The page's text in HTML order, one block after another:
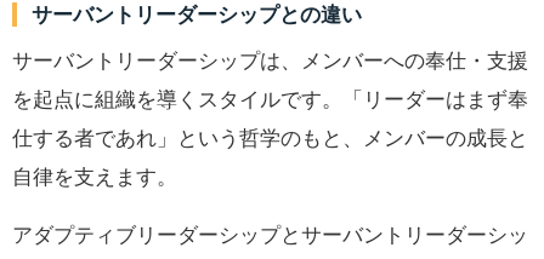
サーバントリーダーシップとの違い
サーバントリーダーシップは、メンバーへの奉仕・支援
を起点に組織を導くスタイルです。「リーダーはまず奉
仕する者であれ」という哲学のもと、メンバーの成長と
自律を支えます。
アダプティブリーダーシップとサーバントリーダーシッ